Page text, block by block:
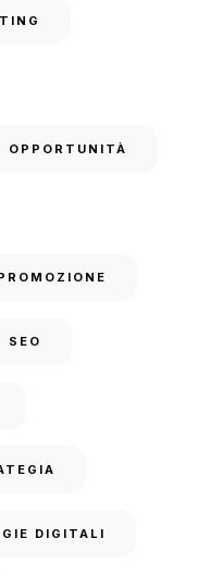
OPPORTUNITÀ
SEO
DIGITALI